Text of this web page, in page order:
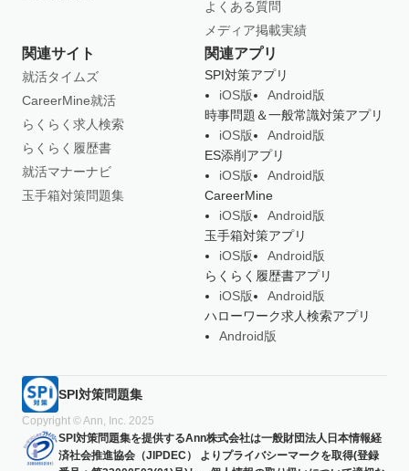
よくある質問
メディア掲載実績
関連サイト
就活タイムズ
CareerMine就活
らくらく求人検索
らくらく履歴書
就活マナーナビ
玉手箱対策問題集
関連アプリ
SPI対策アプリ
iOS版
Android版
時事問題＆一般常識対策アプリ
iOS版
Android版
ES添削アプリ
iOS版
Android版
CareerMine
iOS版
Android版
玉手箱対策アプリ
iOS版
Android版
らくらく履歴書アプリ
iOS版
Android版
ハローワーク求人検索アプリ
Android版
SPI対策問題集
Copyright © Ann, Inc. 2025
SPI対策問題集を提供するAnn株式会社は一般財団法人日本情報経
済社会推進協会（JIPDEC） よりプライバシーマークを取得(登録